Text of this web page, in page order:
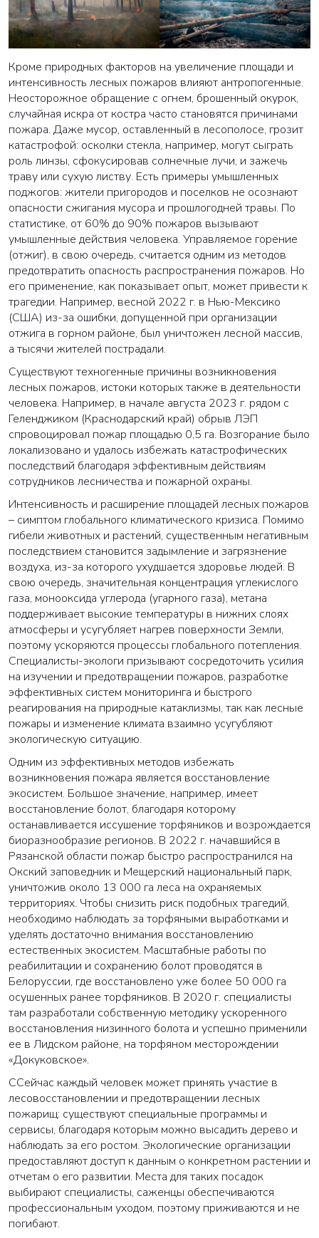
Кроме природных факторов на увеличение площади и
интенсивность лесных пожаров влияют антропогенные.
Неосторожное обращение с огнем, брошенный окурок,
случайная искра от костра часто становятся причинами
пожара. Даже мусор, оставленный в лесополосе, грозит
катастрофой: осколки стекла, например, могут сыграть
роль линзы, сфокусировав солнечные лучи, и зажечь
траву или сухую листву. Есть примеры умышленных
поджогов: жители пригородов и поселков не осознают
опасности сжигания мусора и прошлогодней травы. По
статистике, от 60% до 90% пожаров вызывают
умышленные действия человека. Управляемое горение
(отжиг), в свою очередь, считается одним из методов
предотвратить опасность распространения пожаров. Но
его применение, как показывает опыт, может привести к
трагедии. Например, весной 2022 г. в Нью-Мексико
(США) из-за ошибки, допущенной при организации
отжига в горном районе, был уничтожен лесной массив,
а тысячи жителей пострадали.
Существуют техногенные причины возникновения
лесных пожаров, истоки которых также в деятельности
человека. Например, в начале августа 2023 г. рядом с
Геленджиком (Краснодарский край) обрыв ЛЭП
спровоцировал пожар площадью 0,5 га. Возгорание было
локализовано и удалось избежать катастрофических
последствий благодаря эффективным действиям
сотрудников лесничества и пожарной охраны.
Интенсивность и расширение площадей лесных пожаров
– симптом глобального климатического кризиса. Помимо
гибели животных и растений, существенным негативным
последствием становится задымление и загрязнение
воздуха, из-за которого ухудшается здоровье людей. В
свою очередь, значительная концентрация углекислого
газа, монооксида углерода (угарного газа), метана
поддерживает высокие температуры в нижних слоях
атмосферы и усугубляет нагрев поверхности Земли,
поэтому ускоряются процессы глобального потепления.
Специалисты-экологи призывают сосредоточить усилия
на изучении и предотвращении пожаров, разработке
эффективных систем мониторинга и быстрого
реагирования на природные катаклизмы, так как лесные
пожары и изменение климата взаимно усугубляют
экологическую ситуацию.
Одним из эффективных методов избежать
возникновения пожара является восстановление
экосистем. Большое значение, например, имеет
восстановление болот, благодаря которому
останавливается иссушение торфяников и возрождается
биоразнообразие регионов. В 2022 г. начавшийся в
Рязанской области пожар быстро распространился на
Окский заповедник и Мещерский национальный парк,
уничтожив около 13 000 га леса на охраняемых
территориях. Чтобы снизить риск подобных трагедий,
необходимо наблюдать за торфяными выработками и
уделять достаточно внимания восстановлению
естественных экосистем. Масштабные работы по
реабилитации и сохранению болот проводятся в
Белоруссии, где восстановлено уже более 50 000 га
осушенных ранее торфяников. В 2020 г. специалисты
там разработали собственную методику ускоренного
восстановления низинного болота и успешно применили
ее в Лидском районе, на торфяном месторождении
«Докуковское».
ССейчас каждый человек может принять участие в
лесовосстановлении и предотвращении лесных
пожарищ: существуют специальные программы и
сервисы, благодаря которым можно высадить дерево и
наблюдать за его ростом. Экологические организации
предоставляют доступ к данным о конкретном растении и
отчетам о его развитии. Места для таких посадок
выбирают специалисты, саженцы обеспечиваются
профессиональным уходом, поэтому приживаются и не
погибают.